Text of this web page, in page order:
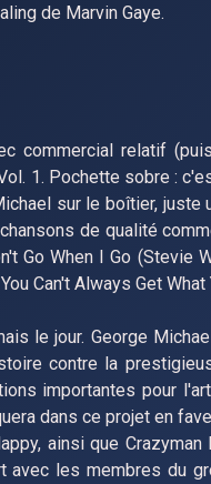
de Marvin Gaye.
commercial relatif
1. Pochette sobre :
sur le boîtier,
de qualité
Go When I Go
Can't Always Get
le jour. George
contre la
importantes pour
dans ce projet en
ainsi que
les membres du